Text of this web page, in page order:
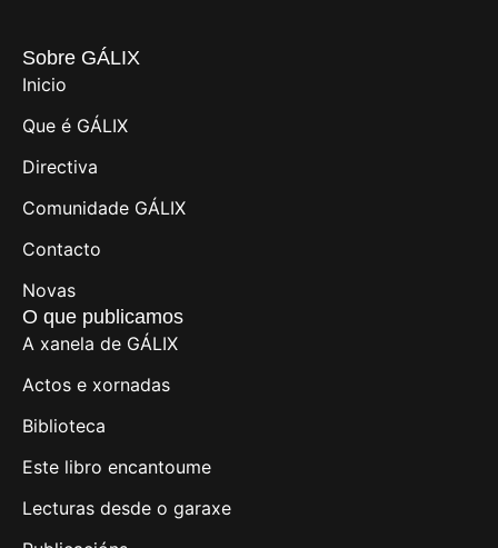
Sobre GÁLIX
Inicio
Que é GÁLIX
Directiva
Comunidade GÁLIX
Contacto
Novas
O que publicamos
A xanela de GÁLIX
Actos e xornadas
Biblioteca
Este libro encantoume
Lecturas desde o garaxe